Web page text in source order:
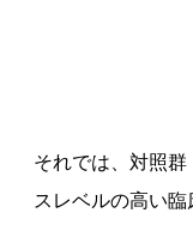
それでは、対照
スレベルの高い